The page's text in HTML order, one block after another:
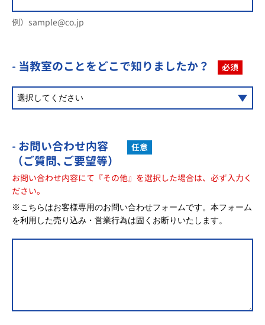
例）sample@co.jp
- 当教室のことをどこで知りましたか？ 必須
- お問い合わせ内容
（ご質問､ご要望等）
任意
お問い合わせ内容にて『その他』を選択した場合は、必ず入力く
ださい。
※こちらはお客様専用のお問い合わせフォームです。本フォーム
を利用した売り込み・営業行為は固くお断りいたします。